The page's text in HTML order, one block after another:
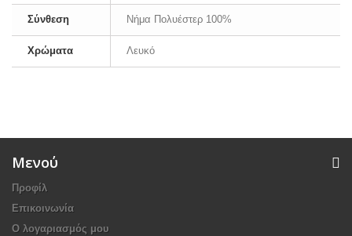
Σύνθεση Νήμα Πολυέστερ 100%
Χρώματα Λευκό
Μενού
Προφίλ
Επικοινωνία
O λογαριασμός μου